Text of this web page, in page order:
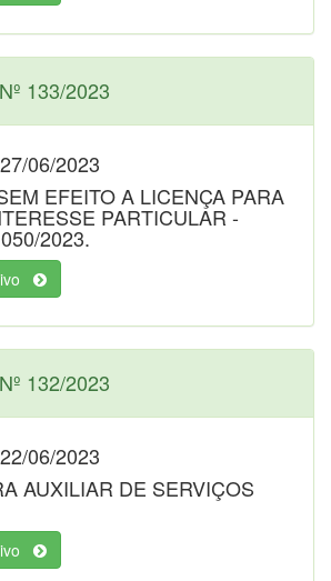
133/2023
06/2023
EFEITO A LICENÇA PARA
PARTICULAR -
2023.
132/2023
06/2023
AUXILIAR DE SERVIÇOS